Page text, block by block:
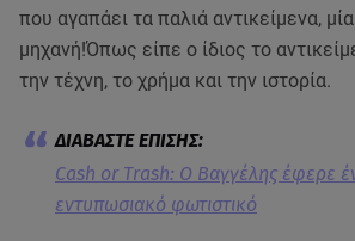
που αγαπάει τα παλιά αντικείμενα,
μηχανή!Όπως είπε ο ίδιος το
την τέχνη, το χρήμα και την ιστορία.
Cash or Trash: Ο Βαγγέλης έφερε
εντυπωσιακό φωτιστικό